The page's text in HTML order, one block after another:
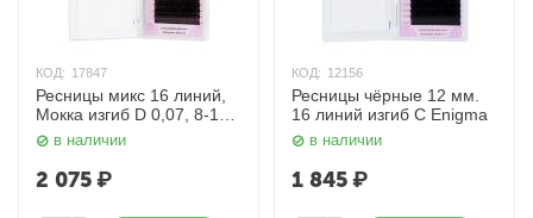
КОД: 17847
Ресницы микс 16 линий,
Мокка изгиб D 0,07, 8-14
мм. Enigma
в наличии
2 075₽
КОД: 12156
Ресницы чёрные 12 мм.
16 линий изгиб C Enigma
в наличии
1 845₽